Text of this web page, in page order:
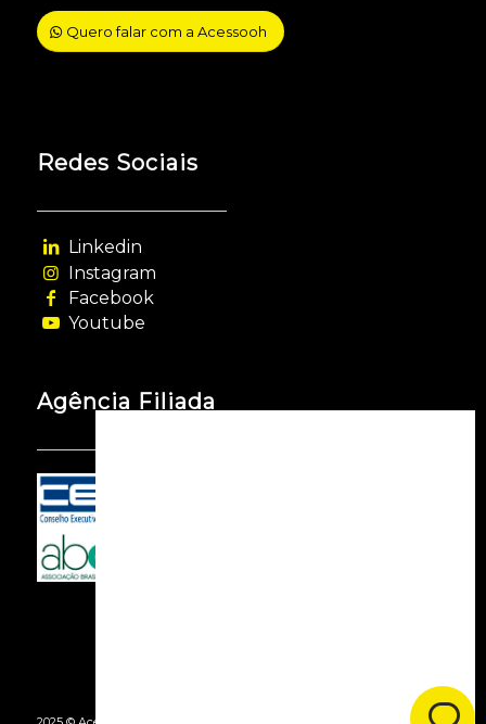
Quero falar com a Acessooh
Redes Sociais
Linkedin
Instagram
Facebook
Youtube
Agência Filiada